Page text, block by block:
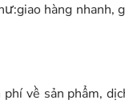
hàng
về sản phẩm,